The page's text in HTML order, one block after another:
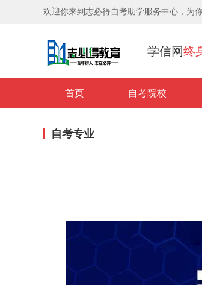
欢迎你来到志必得自考助学服务中心，为
学信网终
首页 自考院校
自考专业